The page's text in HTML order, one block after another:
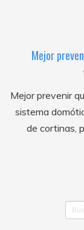
Mejor
Mejor prevenir
sistema
de cortinas,